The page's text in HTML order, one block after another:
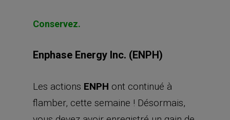
Conservez.
Enphase Energy Inc. (ENPH)
Les actions ENPH ont continué à
flamber, cette semaine ! Désormais,